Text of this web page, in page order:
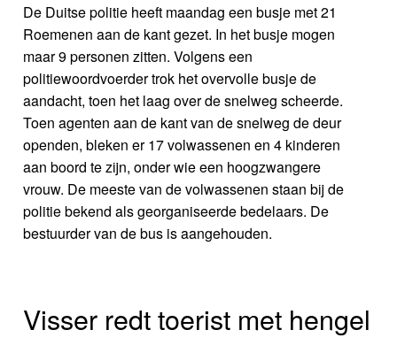
De Duitse politie heeft maandag een busje met 21
Roemenen aan de kant gezet. In het busje mogen
maar 9 personen zitten. Volgens een
politiewoordvoerder trok het overvolle busje de
aandacht, toen het laag over de snelweg scheerde.
Toen agenten aan de kant van de snelweg de deur
openden, bleken er 17 volwassenen en 4 kinderen
aan boord te zijn, onder wie een hoogzwangere
vrouw. De meeste van de volwassenen staan bij de
politie bekend als georganiseerde bedelaars. De
bestuurder van de bus is aangehouden.
Visser redt toerist met hengel